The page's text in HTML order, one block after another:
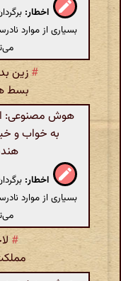
اخطار:
بسیاری از موارد
# زین
بسط
هوش مصنوعی:
به خواب و
اخطار:
بسیاری از موارد
#